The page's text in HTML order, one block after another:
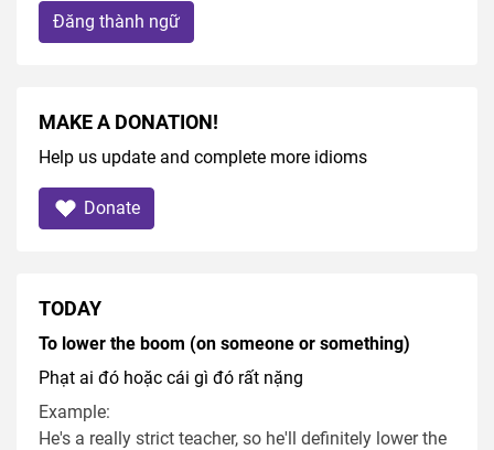
Đăng thành ngữ
MAKE A DONATION!
Help us update and complete more idioms
Donate
TODAY
To lower the boom (on someone or something)
Phạt ai đó hoặc cái gì đó rất nặng
Example:
He's a really strict teacher, so he'll definitely lower the